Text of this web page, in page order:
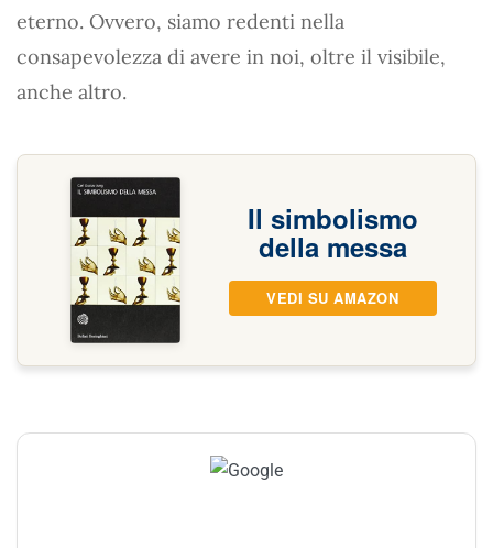
eterno. Ovvero, siamo redenti nella
consapevolezza di avere in noi, oltre il visibile,
anche altro.
Il simbolismo
della messa
VEDI SU AMAZON